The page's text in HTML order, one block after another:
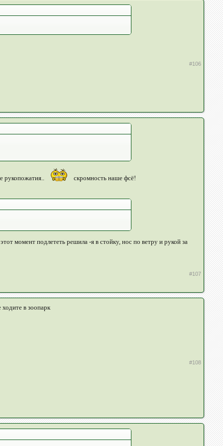
#106
рукопожатия.. скромность наше фсё!
момент подлететь решила -я в стойку, нос по ветру и рукой за
#107
в зоопарк
#108